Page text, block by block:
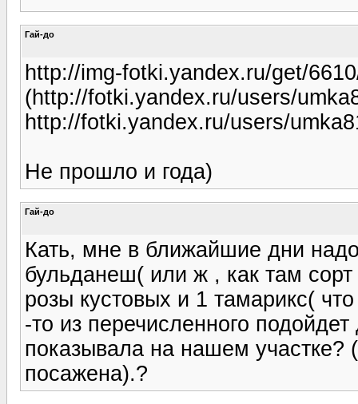
Гай-до
http://img-fotki.yandex.ru/get/
(http://fotki.yandex.ru/users/
http://fotki.yandex.ru/users/
Не прошло и года)
Гай-до
Кать, мне в ближайшие дни
бульданеш( или ж , как там
розы кустовых и 1 тамарикс(
-то из перечисленного
показывала на нашем участке?
посажена).?